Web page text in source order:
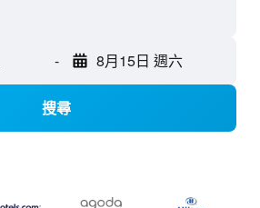
- 8月15日 週六
搜尋